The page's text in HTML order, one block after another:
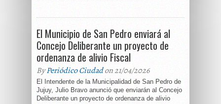
El Municipio de San Pedro enviará al
Concejo Deliberante un proyecto de
ordenanza de alivio Fiscal
ByPeriódico Ciudadon 21/04/2026
El Intendente de la Municipalidad de San Pedro de
Jujuy, Julio Bravo anunció que enviarán al Concejo
Deliberante un proyecto de ordenanza de alivio